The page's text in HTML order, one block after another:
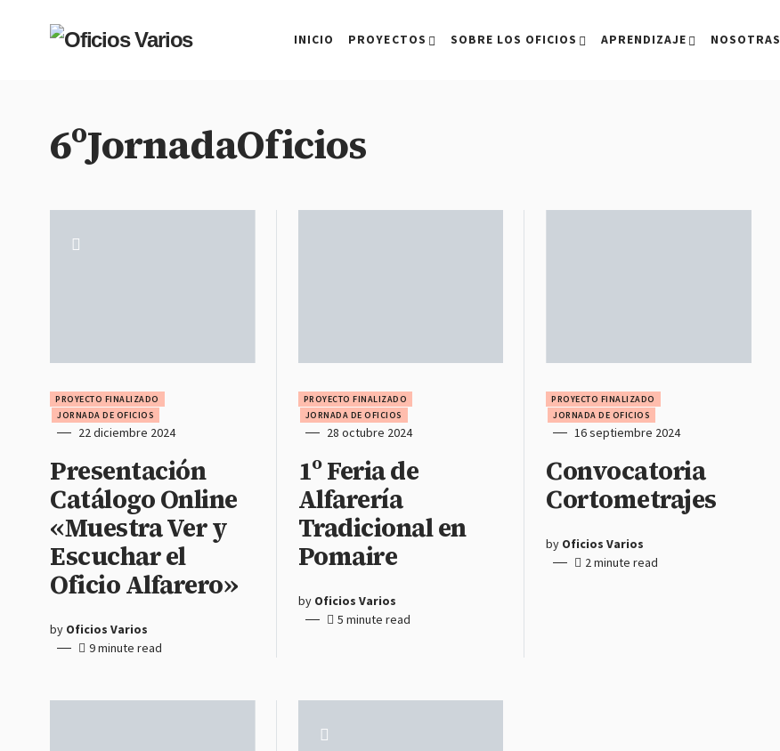
INICIO PROYECTOS SOBRE LOS OFICIOS APRENDIZAJE NOSOTRAS
6ºJornadaOficios
PROYECTO FINALIZADO
JORNADA DE OFICIOS
22 diciembre 2024
Presentación
Catálogo Online
«Muestra Ver y
Escuchar el
Oficio Alfarero»
by Oficios Varios
9 minute read
PROYECTO FINALIZADO
JORNADA DE OFICIOS
28 octubre 2024
1º Feria de
Alfarería
Tradicional en
Pomaire
by Oficios Varios
5 minute read
PROYECTO FINALIZADO
JORNADA DE OFICIOS
16 septiembre 2024
Convocatoria
Cortometrajes
by Oficios Varios
2 minute read